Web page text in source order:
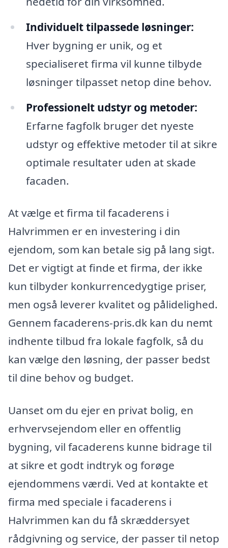
Individuelt tilpassede løsninger:
Hver bygning er unik, og et
specialiseret firma vil kunne tilbyde
løsninger tilpasset netop dine behov.
Professionelt udstyr og metoder:
Erfarne fagfolk bruger det nyeste
udstyr og effektive metoder til at sikre
optimale resultater uden at skade
facaden.
At vælge et firma til facaderens i
Halvrimmen er en investering i din
ejendom, som kan betale sig på lang sigt.
Det er vigtigt at finde et firma, der ikke
kun tilbyder konkurrencedygtige priser,
men også leverer kvalitet og pålidelighed.
Gennem facaderens-pris.dk kan du nemt
indhente tilbud fra lokale fagfolk, så du
kan vælge den løsning, der passer bedst
til dine behov og budget.
Uanset om du ejer en privat bolig, en
erhvervsejendom eller en offentlig
bygning, vil facaderens kunne bidrage til
at sikre et godt indtryk og forøge
ejendommens værdi. Ved at kontakte et
firma med speciale i facaderens i
Halvrimmen kan du få skræddersyet
rådgivning og service, der passer til netop